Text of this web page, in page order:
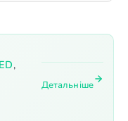
,
Детальніше